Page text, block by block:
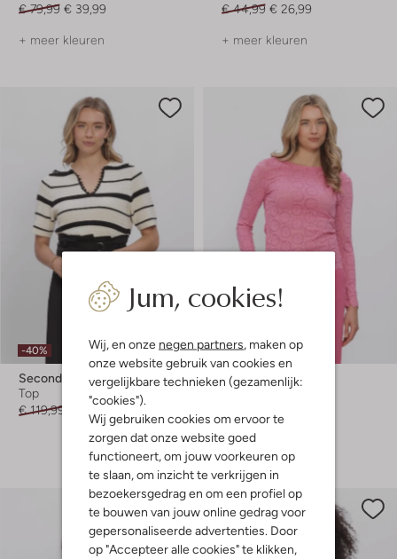
Jum, cookies!
Wij, en onze negen partners, maken op
onze website gebruik van cookies en
vergelijkbare technieken (gezamenlijk:
"cookies").
Wij gebruiken cookies om ervoor te
zorgen dat onze website goed
functioneert, om jouw voorkeuren op
te slaan, om inzicht te verkrijgen in
bezoekersgedrag en om een profiel op
te bouwen van jouw online gedrag voor
gepersonaliseerde advertenties. Door
op "Accepteer alle cookies" te klikken,
€ 79,99 € 39,99
+ meer kleuren
€ 44,99 € 26,99
+ meer kleuren
-40%
Second Female
Top
€ 119,99
€ 71,99
-50%
Ydence
Top
+ meer kleuren